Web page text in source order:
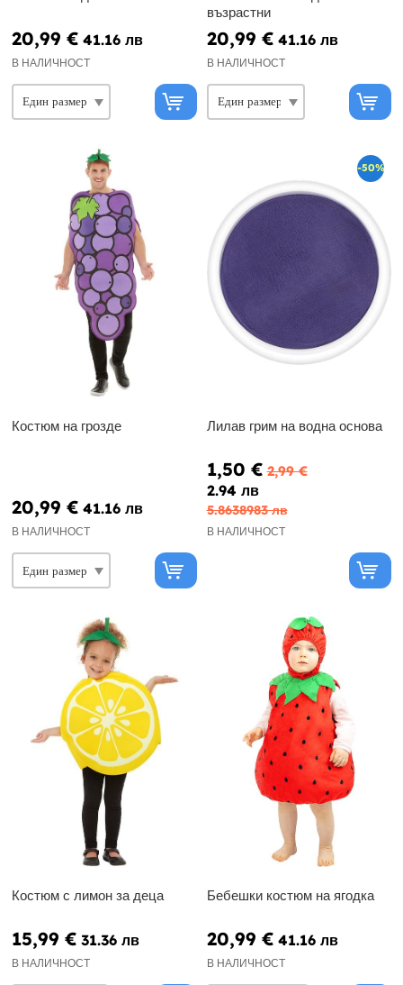
20,99 € 41.16 лв
В НАЛИЧНОСТ
възрастни
20,99 € 41.16 лв
В НАЛИЧНОСТ
Костюм на грозде
20,99 € 41.16 лв
В НАЛИЧНОСТ
-50%
Лилав грим на водна основа
1,50 € 2,99 €
2.94 лв
5.8638983 лв
В НАЛИЧНОСТ
Костюм с лимон за деца
15,99 € 31.36 лв
В НАЛИЧНОСТ
Бебешки костюм на ягодка
20,99 € 41.16 лв
В НАЛИЧНОСТ